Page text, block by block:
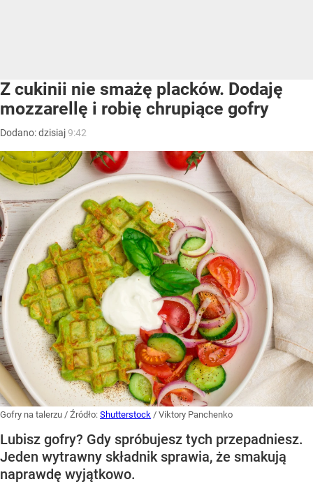
Z cukinii nie smażę placków. Dodaję
mozzarellę i robię chrupiące gofry
Dodano:dzisiaj9:42
Gofry na talerzu / Źródło: Shutterstock / Viktory Panchenko
Lubisz gofry? Gdy spróbujesz tych przepadniesz.
Jeden wytrawny składnik sprawia, że smakują
naprawdę wyjątkowo.